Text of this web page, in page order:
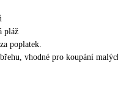
pláž
poplatek.
vhodné pro koupání